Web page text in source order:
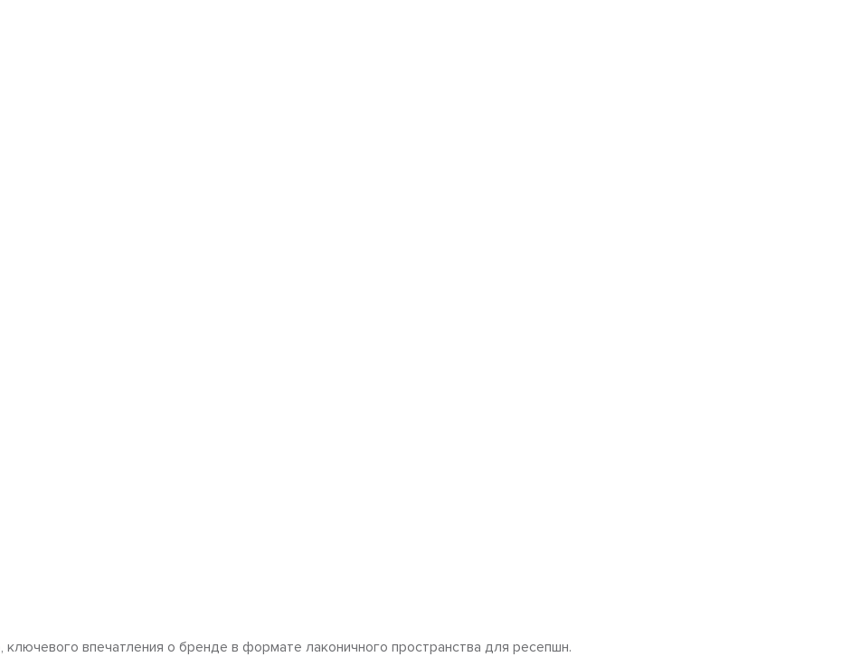
ключевого впечатления о бренде в формате лаконичного пространства для ресепшн.